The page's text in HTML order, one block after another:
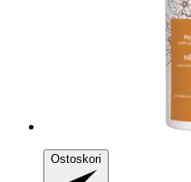
Ostoskori